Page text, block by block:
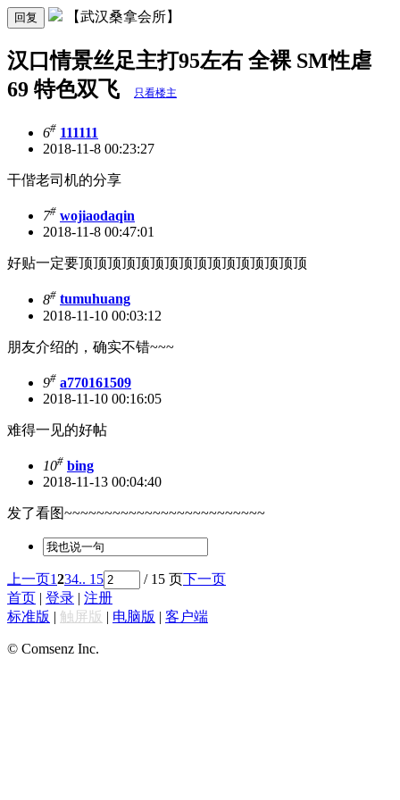
回复 【武汉桑拿会所】
汉口情景丝足主打95左右 全裸 SM性虐
69 特色双飞
只看楼主
6# 111111
2018-11-8 00:23:27
干偕老司机的分享
7# wojiaodaqin
2018-11-8 00:47:01
好贴一定要顶顶顶顶顶顶顶顶顶顶顶顶顶顶顶顶
8# tumuhuang
2018-11-10 00:03:12
朋友介绍的，确实不错~~~
9# a770161509
2018-11-10 00:16:05
难得一见的好帖
10# bing
2018-11-13 00:04:40
发了看图~~~~~~~~~~~~~~~~~~~~~~~~~
上一页 1234.. 15 / 15 页
下一页
首页
登录
注册
标准版
触屏版 电脑版 客户端
© Comsenz Inc.